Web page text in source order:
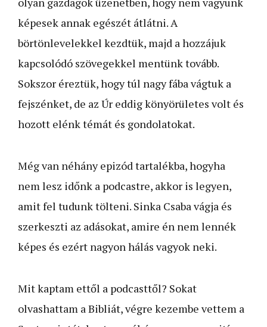
képesek annak egészét átlátni. A
börtönlevelekkel kezdtük, majd a hozzájuk
kapcsolódó szövegekkel mentünk tovább.
Sokszor éreztük, hogy túl nagy fába vágtuk a
fejszénket, de az Úr eddig könyörületes volt és
hozott elénk témát és gondolatokat.
Még van néhány epizód tartalékba, hogyha
nem lesz időnk a podcastre, akkor is legyen,
amit fel tudunk tölteni. Sinka Csaba vágja és
szerkeszti az adásokat, amire én nem lennék
képes és ezért nagyon hálás vagyok neki.
Mit kaptam ettől a podcasttől? Sokat
olvashattam a Bibliát, végre kezembe vettem a